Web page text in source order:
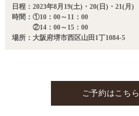
日程：2023年8月19(土)・20(日)・21(月)
時間：①10：00～11：00
②14：00～15：00
場所：大阪府堺市西区山田1丁1084-5
ご予約はこちら